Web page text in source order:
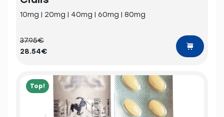
10mg | 20mg | 40mg | 60mg | 80mg
37.95€
28.54€
Top!